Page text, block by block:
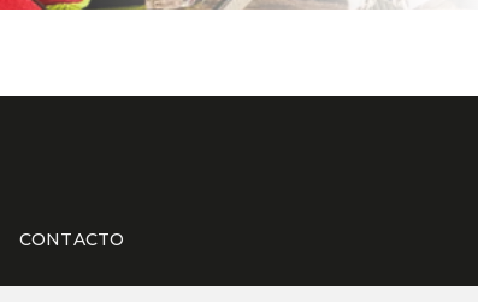
CONTACTO